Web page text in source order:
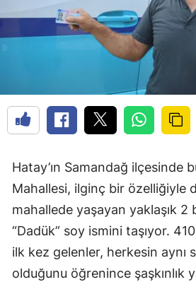
Hatay’ın Samandağ ilçesinde
Mahallesi, ilginç bir özelliğiyle
mahallede yaşayan yaklaşık 2
“Dadük” soy ismini taşıyor.
ilk kez gelenler, herkesin aynı
olduğunu öğrenince şaşkınlık